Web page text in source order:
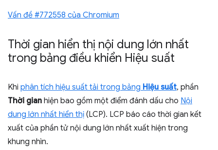
Vấn đề #772558 của Chromium
Thời gian hiển thị nội dung lớn nhất
trong bảng điều khiển Hiệu suất
Khi phân tích hiệu suất tải trong bảng Hiệu suất, phần
Thời gian hiện bao gồm một điểm đánh dấu cho Nội
dung lớn nhất hiển thị (LCP). LCP báo cáo thời gian kết
xuất của phần tử nội dung lớn nhất xuất hiện trong
khung nhìn.